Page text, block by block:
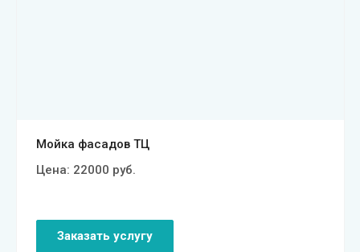
Мойка фасадов ТЦ
Цена: 22000 руб.
Заказать услугу